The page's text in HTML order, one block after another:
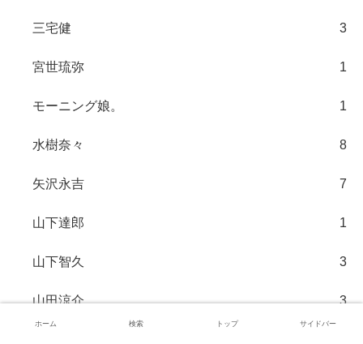
三宅健 3
宮世琉弥 1
モーニング娘。 1
水樹奈々 8
矢沢永吉 7
山下達郎 1
山下智久 3
山田涼介 3
ホーム 検索 トップ サイドバー